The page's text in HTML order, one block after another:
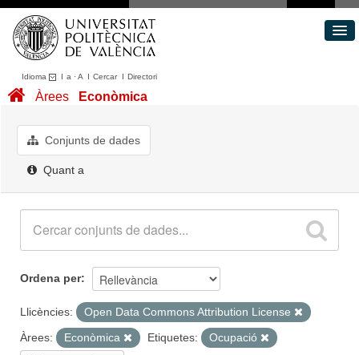
Idioma I a ·A I CercarI Directori
Conjunts de dades
Quant a
Àrees Econòmica
Conjunts de dades
Quant a
Ordena per
Llicències:
Open Data Commons Attribution License
Àrees:
Econòmica Etiquetes:
Ocupació